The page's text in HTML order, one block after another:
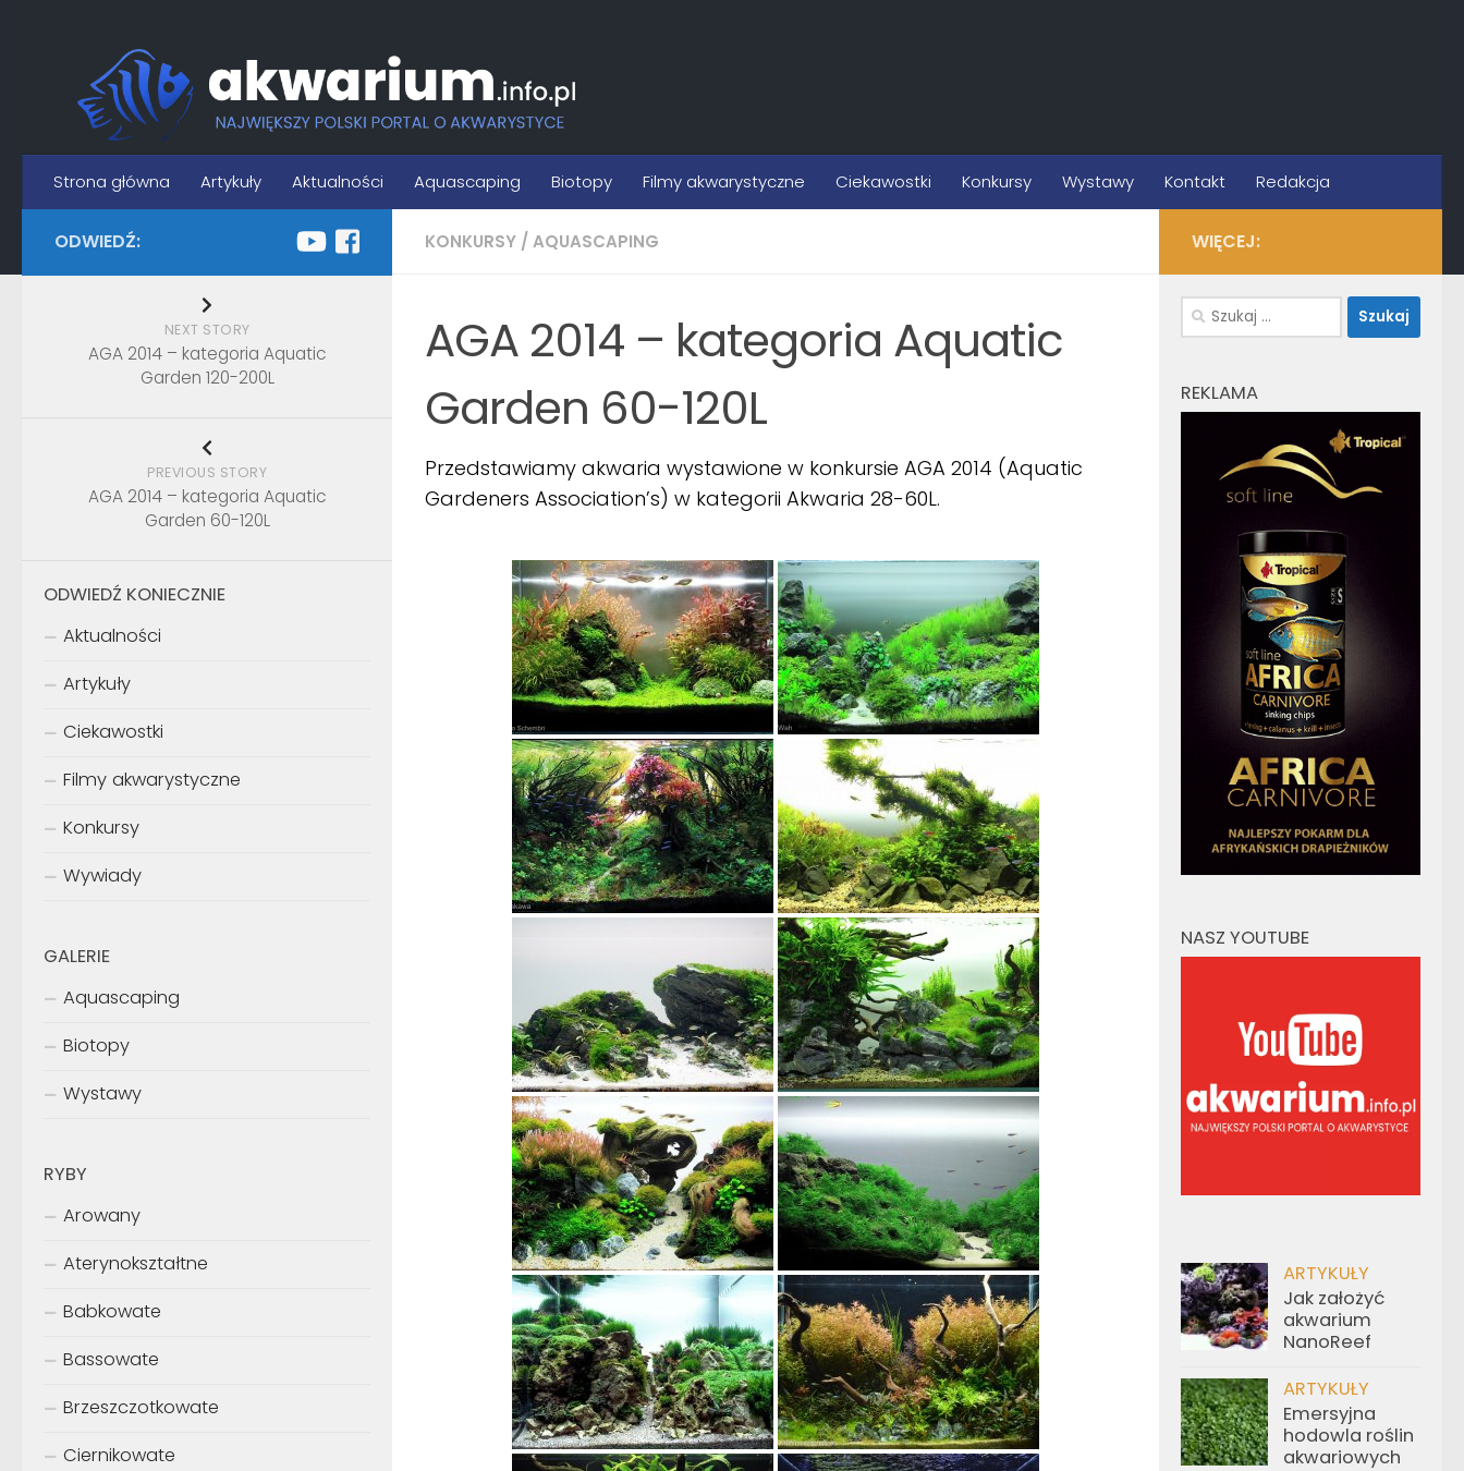
Strona główna Artykuły Aktualności Aquascaping Biotopy Filmy akwarystyczne Ciekawostki Konkursy Wystawy Kontakt Redakcja
KONKURSY /AQUASCAPING
AGA 2014 – kategoria Aquatic
Garden 60-120L
Przedstawiamy akwaria wystawione w konkursie AGA 2014 (Aquatic
Gardeners Association’s) w kategorii Akwaria 28-60L.
ODWIEDŹ:
NEXT STORY
AGA 2014 – kategoria Aquatic
Garden 120-200L
PREVIOUS STORY
AGA 2014 – kategoria Aquatic
Garden 60-120L
ODWIEDŹ KONIECZNIE
Aktualności
Artykuły
Ciekawostki
Filmy akwarystyczne
Konkursy
Wywiady
GALERIE
Aquascaping
Biotopy
Wystawy
RYBY
Arowany
Aterynokształtne
Babkowate
Bassowate
Brzeszczotkowate
Ciernikowate
WIĘCEJ:
Szukaj:
REKLAMA
NASZ YOUTUBE
ARTYKUŁY
Jak założyć
akwarium
NanoReef
ARTYKUŁY
Emersyjna
hodowla roślin
akwariowych